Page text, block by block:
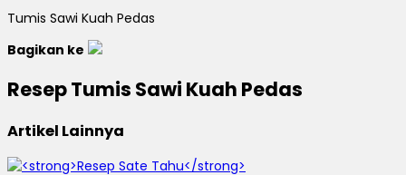
Tumis Sawi Kuah Pedas
Bagikan ke
Resep Tumis Sawi Kuah Pedas
Artikel Lainnya